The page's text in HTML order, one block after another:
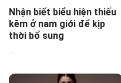
Nhận biết biểu hiện thiếu
kẽm ở nam giới để kịp
thời bổ sung